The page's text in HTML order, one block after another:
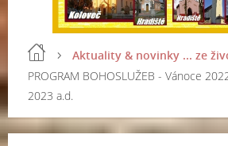
Aktuality & novinky ... ze
PROGRAM BOHOSLUŽEB - Vánoce
2023 a.d.